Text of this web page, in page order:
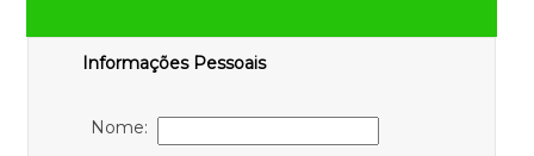
Informações Pessoais
Nome: